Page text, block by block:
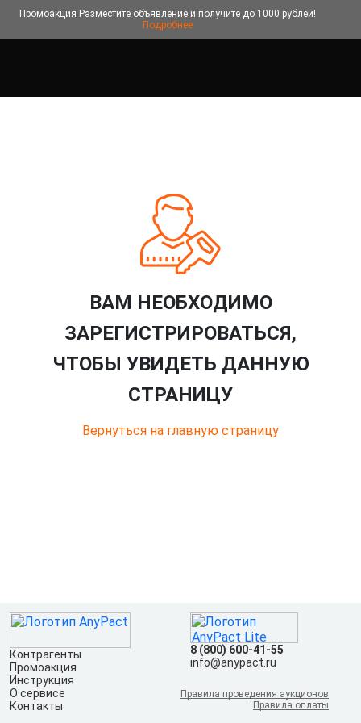
Промоакция Разместите объявление и получите до 1000 рублей!
Подробнее
ВАМ НЕОБХОДИМО
ЗАРЕГИСТРИРОВАТЬСЯ,
ЧТОБЫ УВИДЕТЬ ДАННУЮ
СТРАНИЦУ
Вернуться на главную страницу
Контрагенты
Промоакция
Инструкция
О сервисе
Контакты
8 (800) 600-41-55
info@anypact.ru
Правила проведения аукционов
Правила оплаты